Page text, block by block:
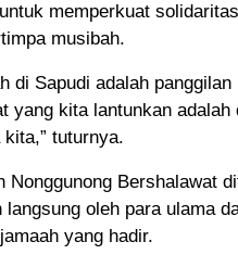
memperkuat
musibah.
di Sapudi adalah
yang kita lantunkan
kita,” tuturnya.
Nonggunong Bershalawat
langsung oleh para ulama
yang hadir.